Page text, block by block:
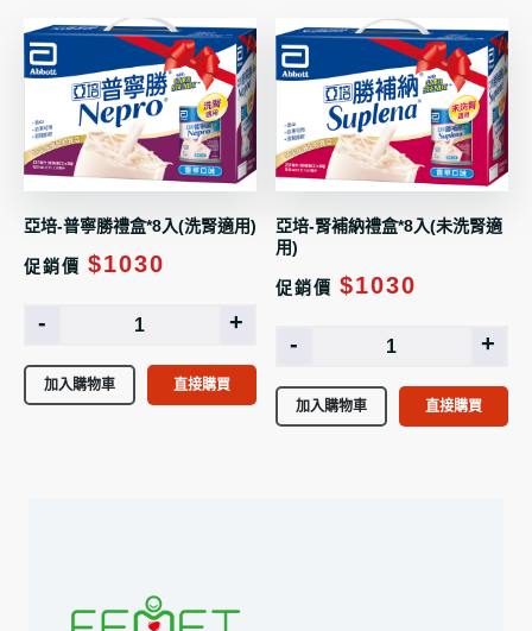
亞培-普寧勝禮盒*8入(洗腎適用)
促銷價 $1030
- +
加入購物車 直接購買
亞培-腎補納禮盒*8入(未洗腎適
用)
促銷價 $1030
- +
加入購物車 直接購買